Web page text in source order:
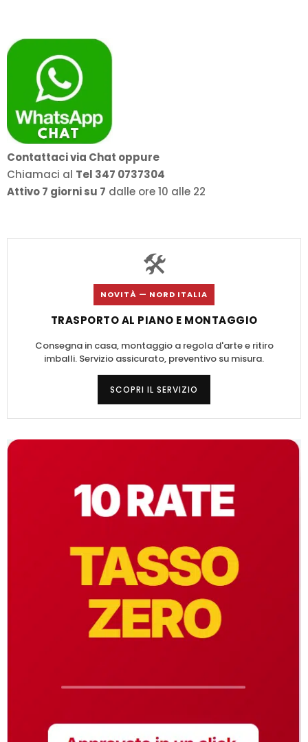
Contattaci via Chat oppure
Chiamaci al Tel 347 0737304
Attivo 7 giorni su 7 dalle ore 10 alle 22
🛠️
NOVITÀ — NORD ITALIA
TRASPORTO AL PIANO E MONTAGGIO
Consegna in casa, montaggio a regola d'arte e ritiro
imballi. Servizio assicurato, preventivo su misura.
SCOPRI IL SERVIZIO